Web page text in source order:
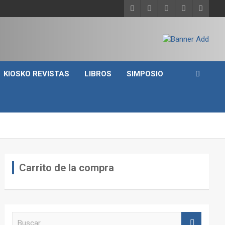
KIOSKO REVISTAS LIBROS SIMPOSIO
Carrito de la compra